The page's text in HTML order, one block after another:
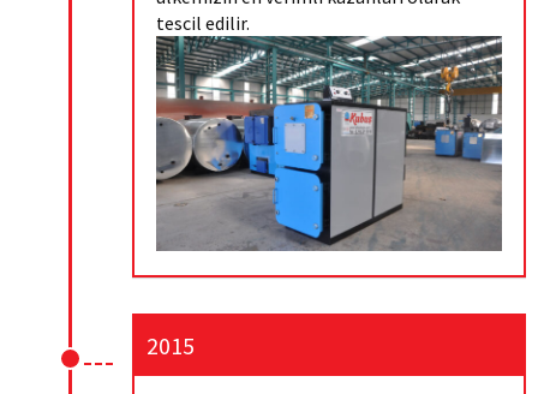
tescil edilir.
2015